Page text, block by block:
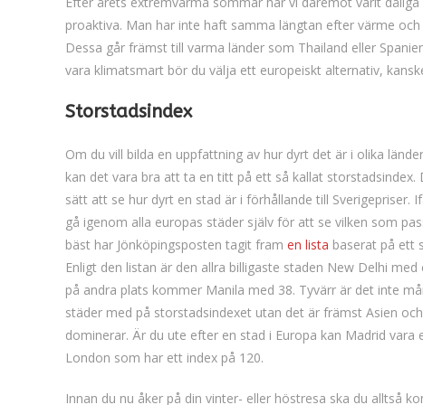
proaktiva. Man har inte haft samma längtan efter värme
Dessa går främst till varma länder som Thailand eller
vara klimatsmart bör du välja ett europeiskt alternativ,
Storstadsindex
Om du vill bilda en uppfattning av hur dyrt det är i olika
kan det vara bra att ta en titt på ett så kallat storstadsindex.
sätt att se hur dyrt en stad är i förhållande till Sverigepriser.
gå igenom alla europas städer själv för att se vilken som
bäst har Jönköpingsposten tagit fram en lista baserat på ett
Enligt den listan är den allra billigaste staden New Delhi med
på andra plats kommer Manila med 38. Tyvärr är det inte
städer med på storstadsindexet utan det är främst Asien
dominerar. Är du ute efter en stad i Europa kan Madrid
London som har ett index på 120.
Innan du nu åker på din vinter- eller höstresa ska du alltså